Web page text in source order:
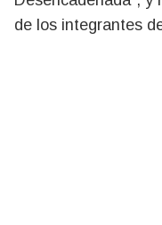
de los integrantes